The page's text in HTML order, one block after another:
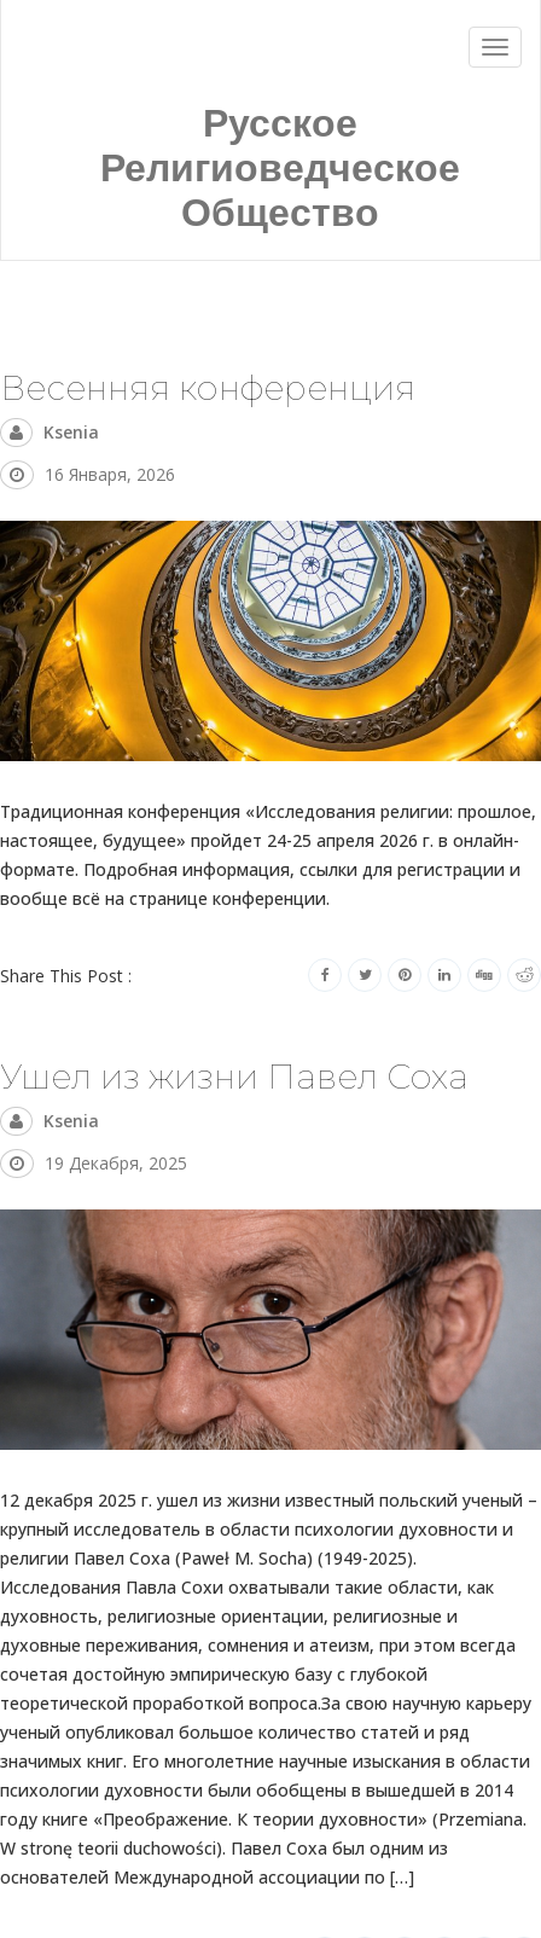
Русское
Религиоведческое
Общество
Весенняя конференция
Ksenia
16 Января, 2026
Традиционная конференция «Исследования религии: прошлое,
настоящее, будущее» пройдет 24-25 апреля 2026 г. в онлайн-
формате. Подробная информация, ссылки для регистрации и
вообще всё на странице конференции.
Share This Post :
Ушел из жизни Павел Соха
Ksenia
19 Декабря, 2025
12 декабря 2025 г. ушел из жизни известный польский ученый –
крупный исследователь в области психологии духовности и
религии Павел Соха (Paweł M. Socha) (1949-2025).
Исследования Павла Сохи охватывали такие области, как
духовность, религиозные ориентации, религиозные и
духовные переживания, сомнения и атеизм, при этом всегда
сочетая достойную эмпирическую базу с глубокой
теоретической проработкой вопроса.За свою научную карьеру
ученый опубликовал большое количество статей и ряд
значимых книг. Его многолетние научные изыскания в области
психологии духовности были обобщены в вышедшей в 2014
году книге «Преображение. К теории духовности» (Przemiana.
W stronę teorii duchowości). Павел Соха был одним из
основателей Международной ассоциации по […]